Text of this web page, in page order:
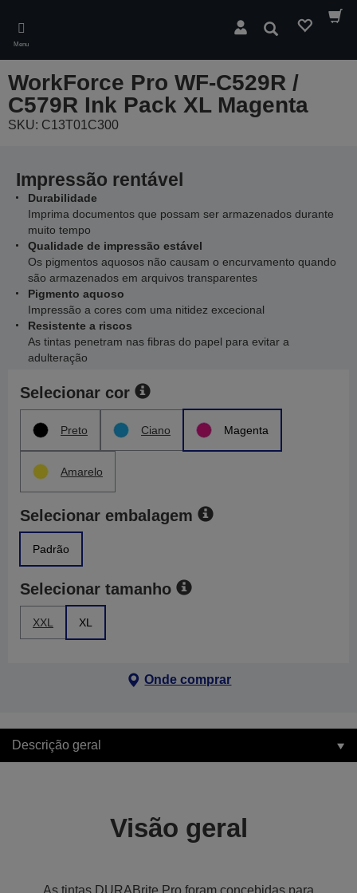
main
content
Menu
Pesquisar
WorkForce Pro WF-C529R /
C579R Ink Pack XL Magenta
SKU: C13T01C300
Impressão rentável
Durabilidade
Imprima documentos que possam ser armazenados durante
muito tempo
Qualidade de impressão estável
Os pigmentos aquosos não causam o encurvamento quando
são armazenados em arquivos transparentes
Pigmento aquoso
Impressão a cores com uma nitidez excecional
Resistente a riscos
As tintas penetram nas fibras do papel para evitar a
adulteração
Selecionar cor
Preto Ciano Magenta
Amarelo
Selecionar embalagem
Padrão
Selecionar tamanho
XXL XL
Onde comprar
Descrição geral
Visão geral
As tintas DURABrite Pro foram concebidas para